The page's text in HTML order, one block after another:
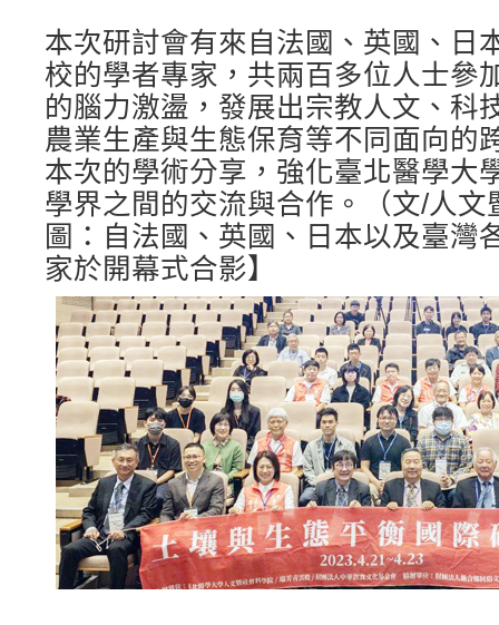
本次研討會有來自法國、英國、日
校的學者專家，共兩百多位人士參
的腦力激盪，發展出宗教人文、科
農業生產與生態保育等不同面向的
本次的學術分享，強化臺北醫學大
學界之間的交流與合作。（文/人文
圖：自法國、英國、日本以及臺灣
家於開幕式合影】